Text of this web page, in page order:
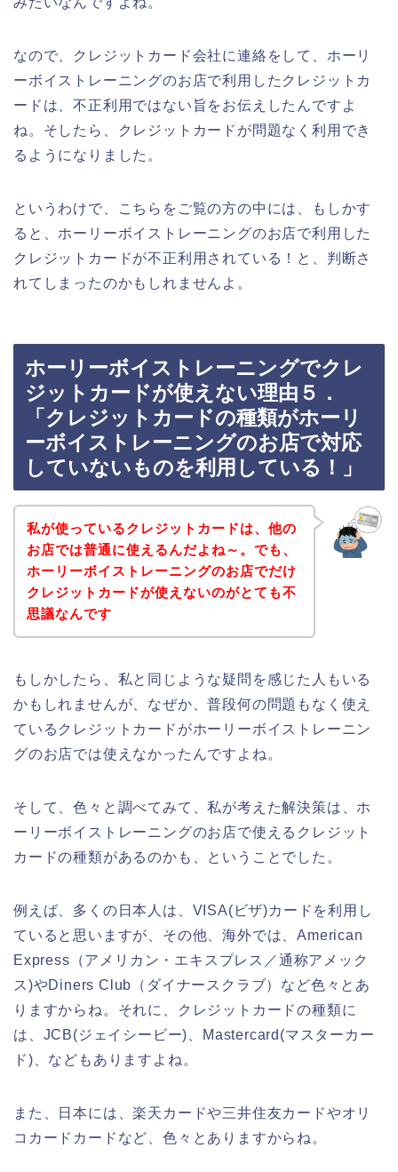
なので、クレジットカード会社に連絡をして、ホーリ
ーボイストレーニングのお店で利用したクレジットカ
ードは、不正利用ではない旨をお伝えしたんですよ
ね。そしたら、クレジットカードが問題なく利用でき
るようになりました。
というわけで、こちらをご覧の方の中には、もしかす
ると、ホーリーボイストレーニングのお店で利用した
クレジットカードが不正利用されている！と、判断さ
れてしまったのかもしれませんよ。
ホーリーボイストレーニングでクレ
ジットカードが使えない理由５．
「クレジットカードの種類がホーリ
ーボイストレーニングのお店で対応
していないものを利用している！」
私が使っているクレジットカードは、他の
お店では普通に使えるんだよね～。でも、
ホーリーボイストレーニングのお店でだけ
クレジットカードが使えないのがとても不
思議なんです
もしかしたら、私と同じような疑問を感じた人もいる
かもしれませんが、なぜか、普段何の問題もなく使え
ているクレジットカードがホーリーボイストレーニン
グのお店では使えなかったんですよね。
そして、色々と調べてみて、私が考えた解決策は、ホ
ーリーボイストレーニングのお店で使えるクレジット
カードの種類があるのかも、ということでした。
例えば、多くの日本人は、VISA(ビザ)カードを利用し
ていると思いますが、その他、海外では、American
Express（アメリカン・エキスプレス／通称アメック
ス)やDiners Club（ダイナースクラブ）など色々とあ
りますからね。それに、クレジットカードの種類に
は、JCB(ジェイシービー)、Mastercard(マスターカー
ド)、などもありますよね。
また、日本には、楽天カードや三井住友カードやオリ
コカードカードなど、色々とありますからね。